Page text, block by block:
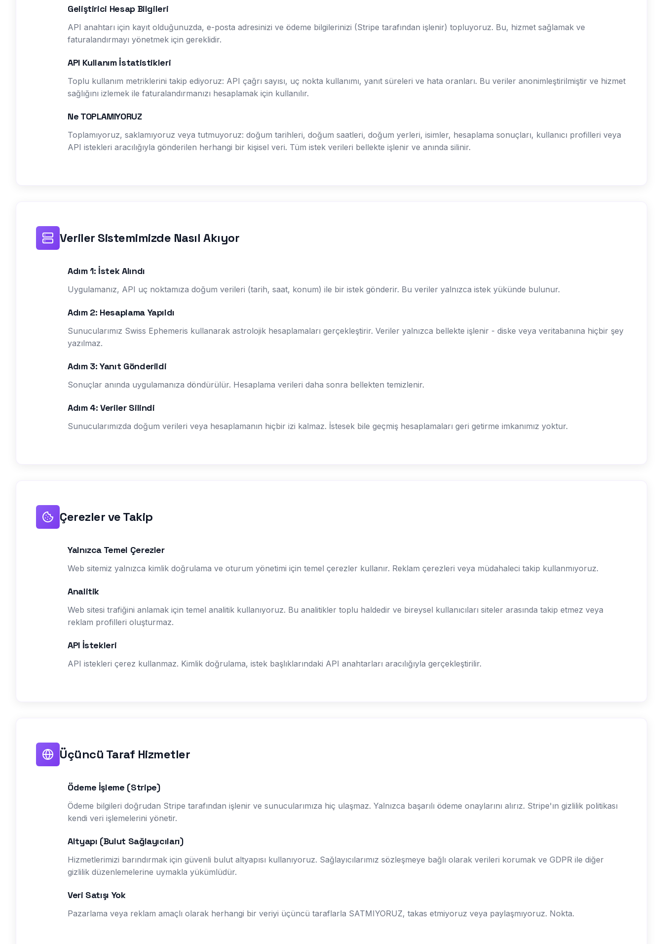
Geliştirici Hesap Bilgileri
API anahtarı için kayıt olduğunuzda, e-posta adresinizi ve ödeme bilgilerinizi (Stripe tarafından işlenir) topluyoruz. Bu, hizmet sağlamak ve
faturalandırmayı yönetmek için gereklidir.
API Kullanım İstatistikleri
Toplu kullanım metriklerini takip ediyoruz: API çağrı sayısı, uç nokta kullanımı, yanıt süreleri ve hata oranları. Bu veriler anonimleştirilmiştir ve hizmet
sağlığını izlemek ile faturalandırmanızı hesaplamak için kullanılır.
Ne TOPLAMIYORUZ
Toplamıyoruz, saklamıyoruz veya tutmuyoruz: doğum tarihleri, doğum saatleri, doğum yerleri, isimler, hesaplama sonuçları, kullanıcı profilleri veya
API istekleri aracılığıyla gönderilen herhangi bir kişisel veri. Tüm istek verileri bellekte işlenir ve anında silinir.
Veriler Sistemimizde Nasıl Akıyor
Adım 1: İstek Alındı
Uygulamanız, API uç noktamıza doğum verileri (tarih, saat, konum) ile bir istek gönderir. Bu veriler yalnızca istek yükünde bulunur.
Adım 2: Hesaplama Yapıldı
Sunucularımız Swiss Ephemeris kullanarak astrolojik hesaplamaları gerçekleştirir. Veriler yalnızca bellekte işlenir - diske veya veritabanına hiçbir şey
yazılmaz.
Adım 3: Yanıt Gönderildi
Sonuçlar anında uygulamanıza döndürülür. Hesaplama verileri daha sonra bellekten temizlenir.
Adım 4: Veriler Silindi
Sunucularımızda doğum verileri veya hesaplamanın hiçbir izi kalmaz. İstesek bile geçmiş hesaplamaları geri getirme imkanımız yoktur.
Çerezler ve Takip
Yalnızca Temel Çerezler
Web sitemiz yalnızca kimlik doğrulama ve oturum yönetimi için temel çerezler kullanır. Reklam çerezleri veya müdahaleci takip kullanmıyoruz.
Analitik
Web sitesi trafiğini anlamak için temel analitik kullanıyoruz. Bu analitikler toplu haldedir ve bireysel kullanıcıları siteler arasında takip etmez veya
reklam profilleri oluşturmaz.
API İstekleri
API istekleri çerez kullanmaz. Kimlik doğrulama, istek başlıklarındaki API anahtarları aracılığıyla gerçekleştirilir.
Üçüncü Taraf Hizmetler
Ödeme İşleme (Stripe)
Ödeme bilgileri doğrudan Stripe tarafından işlenir ve sunucularımıza hiç ulaşmaz. Yalnızca başarılı ödeme onaylarını alırız. Stripe'ın gizlilik politikası
kendi veri işlemelerini yönetir.
Altyapı (Bulut Sağlayıcıları)
Hizmetlerimizi barındırmak için güvenli bulut altyapısı kullanıyoruz. Sağlayıcılarımız sözleşmeye bağlı olarak verileri korumak ve GDPR ile diğer
gizlilik düzenlemelerine uymakla yükümlüdür.
Veri Satışı Yok
Pazarlama veya reklam amaçlı olarak herhangi bir veriyi üçüncü taraflarla SATMIYORUZ, takas etmiyoruz veya paylaşmıyoruz. Nokta.